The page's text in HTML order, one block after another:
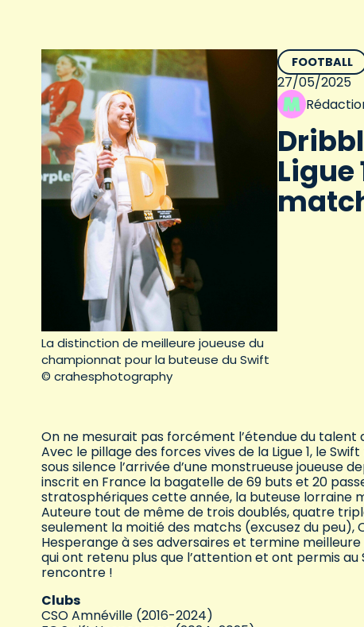
La distinction de meilleure joueuse du
championnat pour la buteuse du Swift
© crahesphotography
FOOTBALL
27/05/2025
Ligue
On ne mesurait pas forcément l’étendue du
Avec le pillage des forces vives de la Ligue 1, le
sous silence l’arrivée d’une monstrueuse joueuse
inscrit en France la bagatelle de 69 buts et 20
stratosphériques cette année, la buteuse lorraine
Auteure tout de même de trois doublés, quatre
seulement la moitié des matchs (excusez du peu),
Hesperange à ses adversaires et termine
qui ont retenu plus que l’attention et ont permis
rencontre !
Clubs
CSO Amnéville (2016-2024)